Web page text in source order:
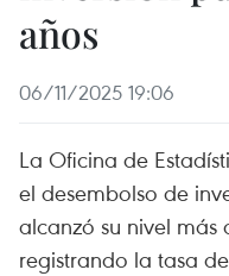
años
06/11/2025 19:06
La Oficina de
el desembolso de
alcanzó su nivel más
registrando la tasa